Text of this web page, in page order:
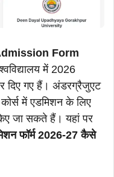
Form
में 2026
दिए गए हैं। अंडरग्रैजुएट
कोर्स में एडमिशन के लिए
जा सकते हैं। यहां पर
फॉर्म 2026-27 कैसे